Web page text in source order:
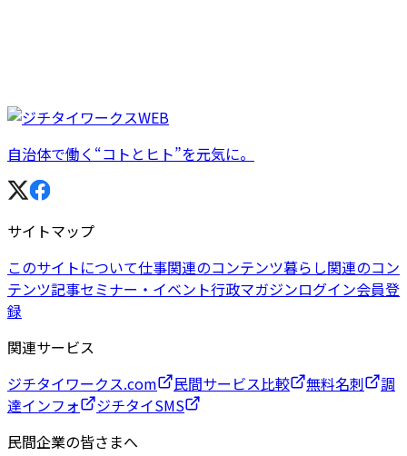
自治体で働く“コトとヒト”を元気に。
サイトマップ
このサイトについて仕事関連のコンテンツ暮らし関連のコン
テンツ記事セミナー・イベント行政マガジンログイン会員登
録
関連サービス
ジチタイワークス.com
民間サービス比較 無料名刺
調
達インフォ
ジチタイSMS
民間企業の皆さまへ